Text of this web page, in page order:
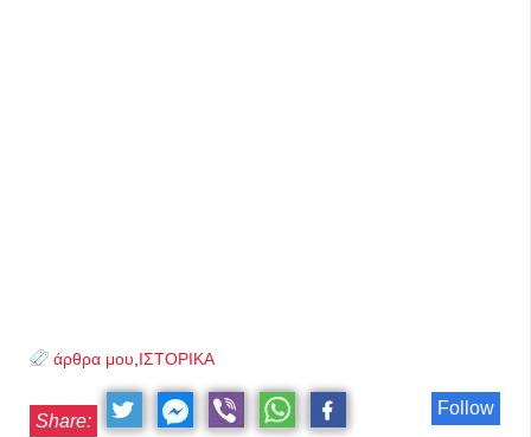
άρθρα μου ΙΣΤΟΡΙΚΑ
Follow
Share: